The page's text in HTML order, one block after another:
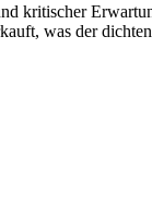
kritischer
was der